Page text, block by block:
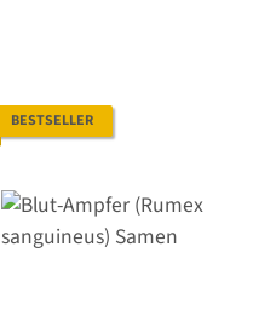
BESTSELLER